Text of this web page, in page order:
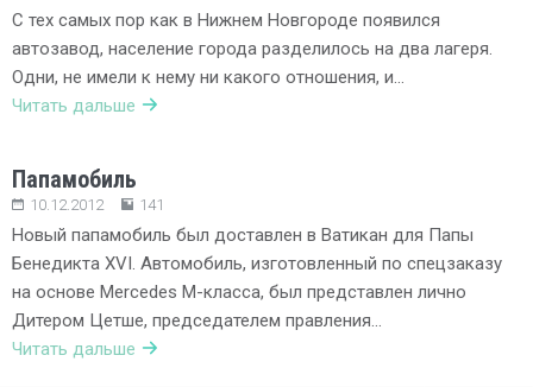
С тех самых пор как в Нижнем Новгороде появился
автозавод, население города разделилось на два лагеря.
Одни, не имели к нему ни какого отношения, и…
Читать дальше
Папамобиль
10.12.2012 141
Новый папамобиль был доставлен в Ватикан для Папы
Бенедикта XVI. Автомобиль, изготовленный по спецзаказу
на основе Mercedes M-класса, был представлен лично
Дитером Цетше, председателем правления…
Читать дальше